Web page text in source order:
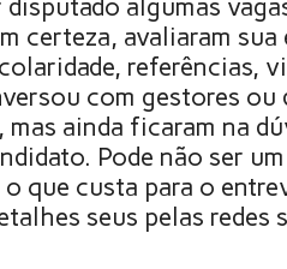
algumas
certeza, avaliaram
referências,
com gestores ou
mas ainda ficaram na
Pode não ser
o que custa para o
seus pelas redes